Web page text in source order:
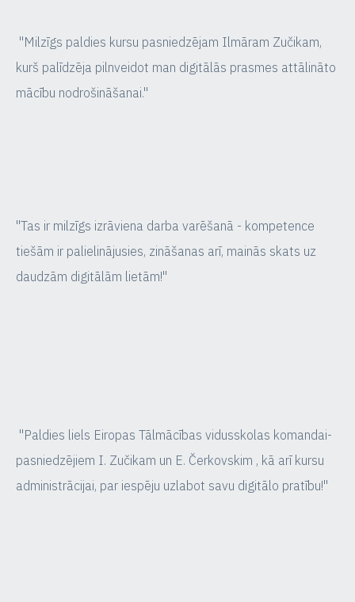
"Milzīgs paldies kursu pasniedzējam Ilmāram Zučikam,
kurš palīdzēja pilnveidot man digitālās prasmes attālināto
mācību nodrošināšanai."
"Tas ir milzīgs izrāviena darba varēšanā - kompetence
tiešām ir palielinājusies, zināšanas arī, mainās skats uz
daudzām digitālām lietām!"
"Paldies liels Eiropas Tālmācības vidusskolas komandai-
pasniedzējiem I. Zučikam un E. Čerkovskim , kā arī kursu
administrācijai, par iespēju uzlabot savu digitālo pratību!"